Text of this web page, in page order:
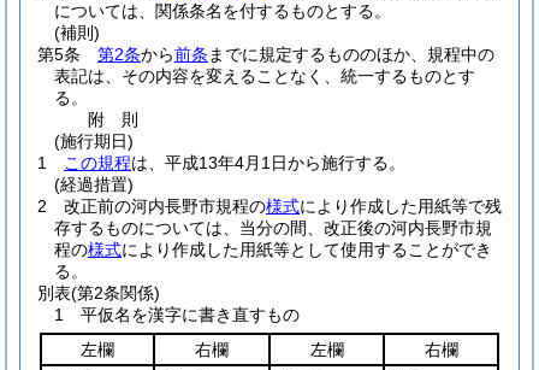
については、関係条名を付するものとする。
(補則)
第5条
第2条から前条 までに規定するもののほか、規程中の
表記は、その内容を変えることなく、統一するものとす
る。
附 則
(施行期日)
1
この規程は、平成13年4月1日から施行する。
(経過措置)
2
改正前の河内長野市規程の様式により作成した用紙等で残
存するものについては、当分の間、改正後の河内長野市規
程の様式により作成した用紙等として使用することができ
る。
別表(第2条関係)
1 平仮名を漢字に書き直すもの
左欄
右欄 左欄
右欄